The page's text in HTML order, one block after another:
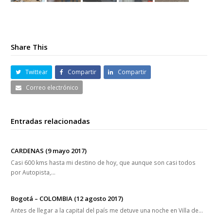
Share This
Twittear Compartir
Compartir
Correo electrónico
Entradas relacionadas
CARDENAS (9 mayo 2017)
Casi 600 kms hasta mi destino de hoy, que aunque son casi todos
por Autopista,…
Bogotá – COLOMBIA (12 agosto 2017)
Antes de llegar a la capital del país me detuve una noche en Villa de…